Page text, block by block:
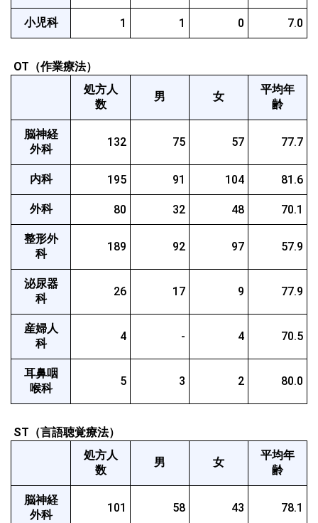
小児科 1 1 0 7.0
OT（作業療法）
処方人
数
男 女
平均年
齢
脳神経
外科
132 75 57 77.7
内科 195 91 104 81.6
外科 80 32 48 70.1
整形外
科
189 92 97 57.9
泌尿器
科
26 17 9 77.9
産婦人
科
4 - 4 70.5
耳鼻咽
喉科
5 3 2 80.0
ST（言語聴覚療法）
処方人
数
男 女
平均年
齢
脳神経
外科
101 58 43 78.1